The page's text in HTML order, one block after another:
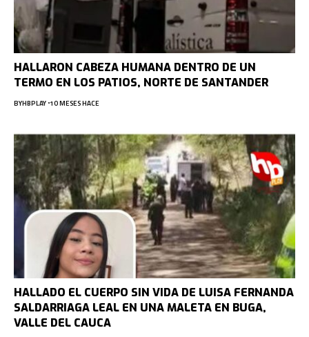
HALLARON CABEZA HUMANA DENTRO DE UN
TERMO EN LOS PATIOS, NORTE DE SANTANDER
BYHBPLAY 10 MESES HACE
HALLADO EL CUERPO SIN VIDA DE LUISA FERNANDA
SALDARRIAGA LEAL EN UNA MALETA EN BUGA,
VALLE DEL CAUCA